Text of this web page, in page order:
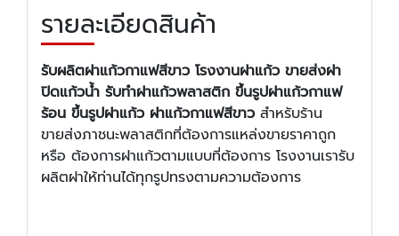
รายละเอียดสินค้า
รับผลิตฝาแก้วกาแฟสีขาว โรงงานฝาแก้ว ขายส่งฝา
ปิดแก้วน้ำ รับทำฝาแก้วพลาสติก ขึ้นรูปฝาแก้วกาแฟ
ร้อน ขึ้นรูปฝาแก้ว ฝาแก้วกาแฟสีขาวสำหรับร้าน
ขายส่งภาชนะพลาสติกที่ต้องการแหล่งขายราคาถูก
หรือ ต้องการฝาแก้วตามแบบที่ต้องการ โรงงานเรารับ
ผลิตฝาให้ท่านได้ทุกรูปทรงตามความต้องการ